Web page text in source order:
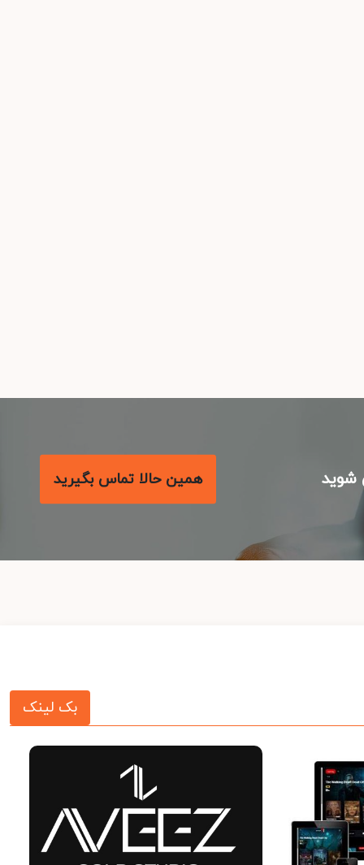
همین حالا تماس بگیرید
بک لینک